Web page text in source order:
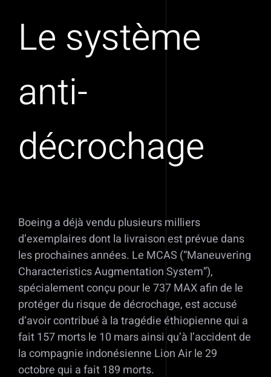
Le système
anti-
décrochage
Boeing a déjà vendu plusieurs milliers
d’exemplaires dont la livraison est prévue dans
les prochaines années. Le MCAS (“Maneuvering
Characteristics Augmentation System”),
spécialement conçu pour le 737 MAX afin de le
protéger du risque de décrochage, est accusé
d’avoir contribué à la tragédie éthiopienne qui a
fait 157 morts le 10 mars ainsi qu’à l’accident de
la compagnie indonésienne Lion Air le 29
octobre qui a fait 189 morts.